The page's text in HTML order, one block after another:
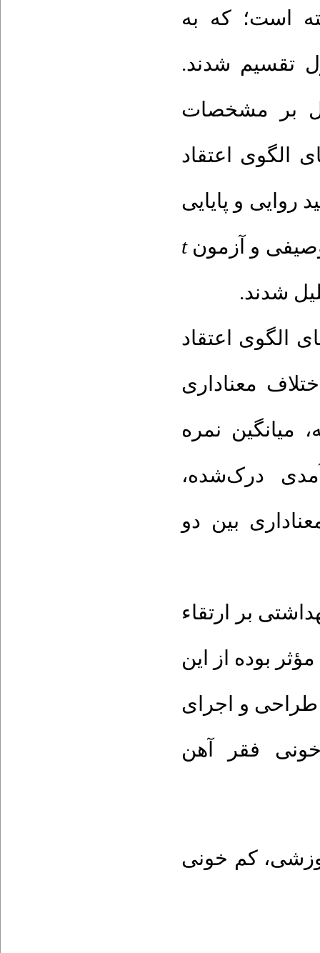
۱۳۹۵انجام گرفته است؛ که به
تقسیم شدند.
بر مشخصات
الگوی اعتقاد
روایی و پایایی
توصیفی و آزمونt
شدند.
الگوی اعتقاد
معناداری
میانگین نمره
درک‌شده،
بین دو
بر ارتقاء
بوده از این
طراحی و اجرای
فقر آهن
،کم خونی